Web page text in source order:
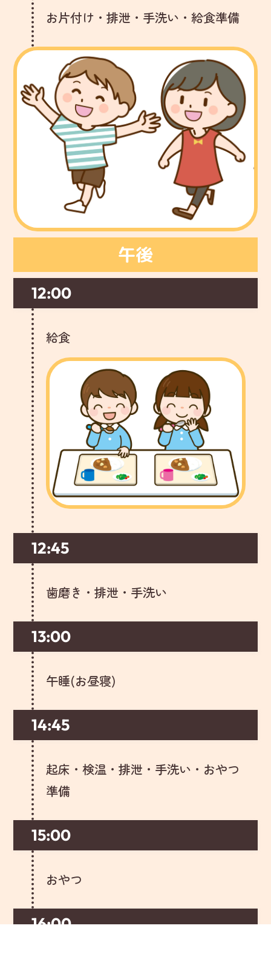
お片付け・排泄・手洗い・給食準備
午後
12:00
給食
12:45
歯磨き・排泄・手洗い
13:00
午睡(お昼寝)
14:45
起床・検温・排泄・手洗い・おやつ
準備
15:00
おやつ
16:00